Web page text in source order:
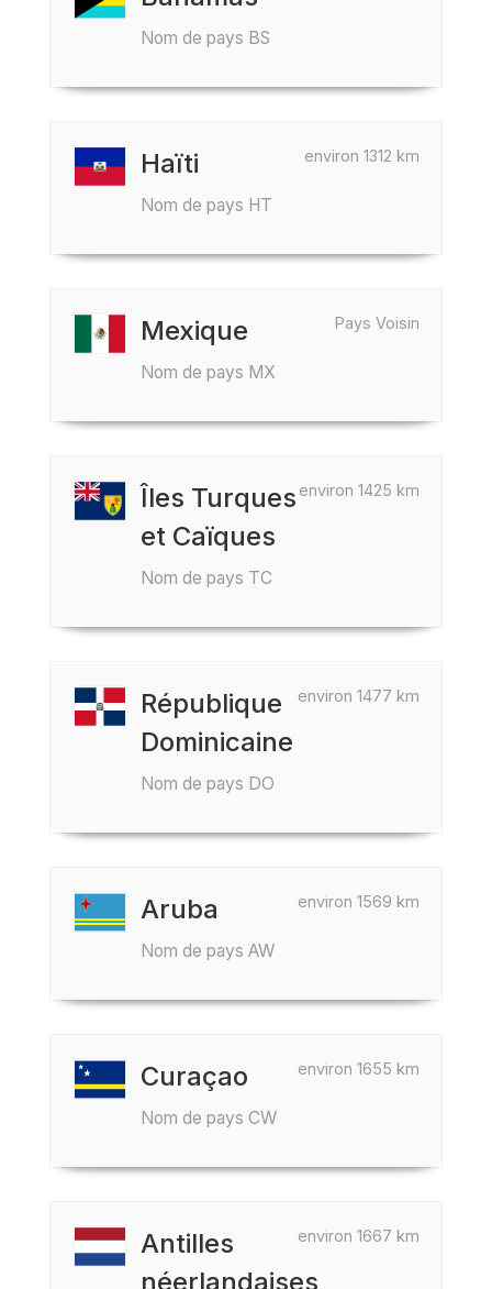
Nom de pays BS
environ 1312 km
Haïti
Nom de pays HT
Pays Voisin
Mexique
Nom de pays MX
environ 1425 km
Îles Turques
et Caïques
Nom de pays TC
environ 1477 km
République
Dominicaine
Nom de pays DO
environ 1569 km
Aruba
Nom de pays AW
environ 1655 km
Curaçao
Nom de pays CW
environ 1667 km
Antilles
néerlandaises